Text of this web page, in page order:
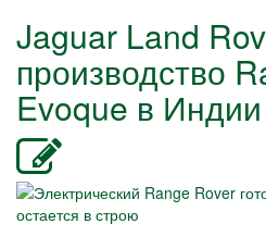
Jaguar Land
производство
Evoque в Индии